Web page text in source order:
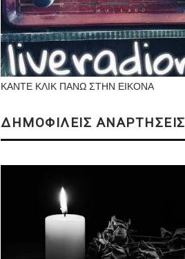
ΚΑΝΤΕ ΚΛΙΚ ΠΑΝΩ ΣΤΗΝ ΕΙΚΟΝΑ
ΔΗΜΟΦΙΛΕΙΣ ΑΝΑΡΤΗΣΕΙΣ